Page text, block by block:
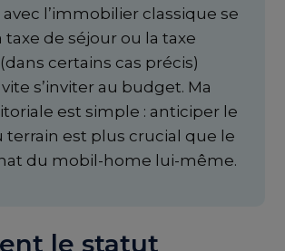
l’immobilier classique se
taxe de séjour ou la taxe
certains cas précis)
s’inviter au budget. Ma
est simple : anticiper le
terrain est plus crucial que le
du mobil-home lui-même.
le statut